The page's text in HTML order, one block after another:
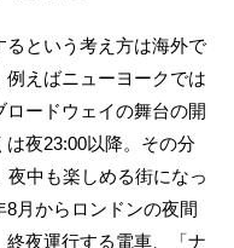
という考え方は海外で
えばニューヨークでは
ードウェイの舞台の開
夜23:00以降。その分
中も楽しめる街になっ
月からロンドンの夜間
夜運行する電車、「ナ